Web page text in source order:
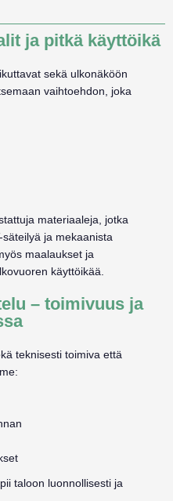
ja pitkä käyttöikä
sekä ulkonäköön
vaihtoehdon, joka
materiaaleja, jotka
ja mekaanista
maalaukset ja
käyttöikää.
– toimivuus ja
teknisesti toimiva että
taloon luonnollisesti ja